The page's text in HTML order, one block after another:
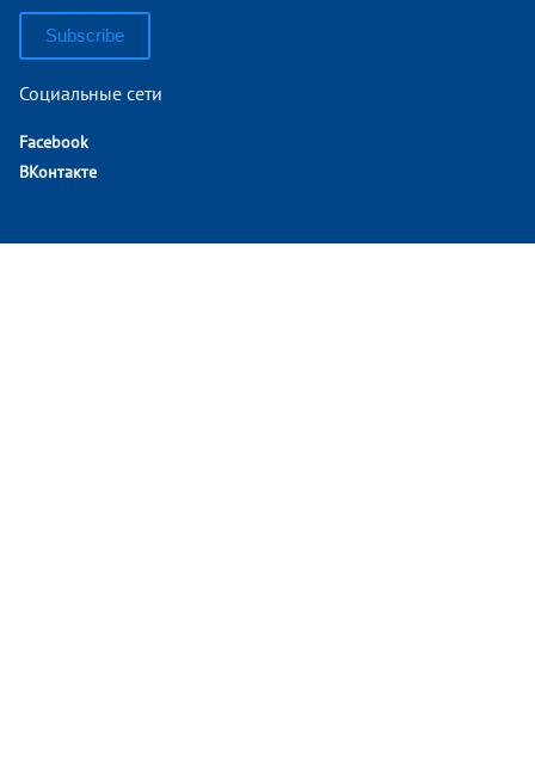
Subscribe
Социальные сети
Facebook
ВКонтакте